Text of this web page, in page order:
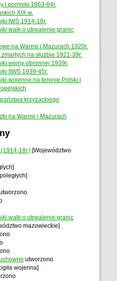
i pomniki 1863-64r.
XIX w.
IWŚ 1914-18r.
walk o utrwalenie granic
na Warmii i Mazurach 1920r.
zmarłych na służbie 1921-39r.
wojny obronnej 1939r.
IIWŚ 1939-45r.
wojenne na terenie Polski i
krzyżackiego
na Warmii i Mazurach
(1914-18r.) [Województwo
walk o utrwalenie granic
mazowieckie]
utworzono
wojenna]